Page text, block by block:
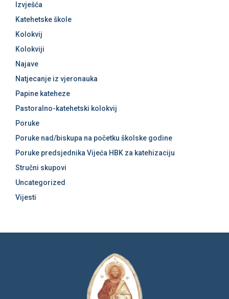
Izvješća
Katehetske škole
Kolokvij
Kolokviji
Najave
Natjecanje iz vjeronauka
Papine kateheze
Pastoralno-katehetski kolokvij
Poruke
Poruke nad/biskupa na početku školske godine
Poruke predsjednika Vijeća HBK za katehizaciju
Stručni skupovi
Uncategorized
Vijesti